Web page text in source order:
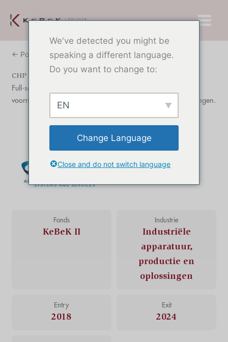
naar
← Portfolio
CHP
Full-service leverancier van stands en interieurrealisaties,
voornamelijk voor toepassingen op beurzen en tentoonstellingen.
Fonds
KeBeK II
Industrie
Industriële
apparatuur,
productie en
oplossingen
Entry
2018
Exit
2024
We've detected you might be
speaking a different language.
Do you want to change to:
EN
Change Language
Close and do not switch language